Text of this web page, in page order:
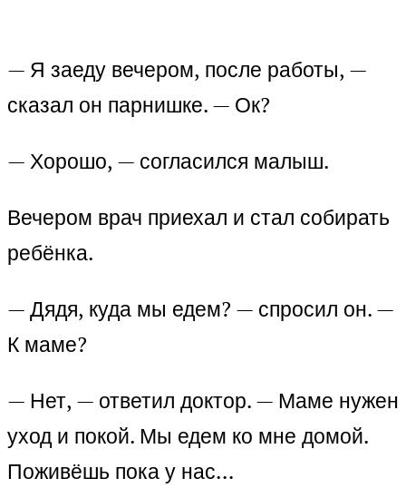
— Я заеду вечером, после работы, —
сказал он парнишке. — Ок?
— Хорошо, — согласился малыш.
Вечером врач приехал и стал собирать
ребёнка.
— Дядя, куда мы едем? — спросил он. —
К маме?
— Нет, — ответил доктор. — Маме нужен
уход и покой. Мы едем ко мне домой.
Поживёшь пока у нас…